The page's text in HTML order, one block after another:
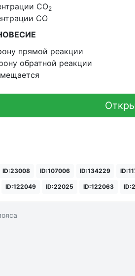
CO2
CO
прямой реакции
обратной реакции
ID:23008 ID:107006 ID:134229
ID:122049 ID:22025 ID:122063